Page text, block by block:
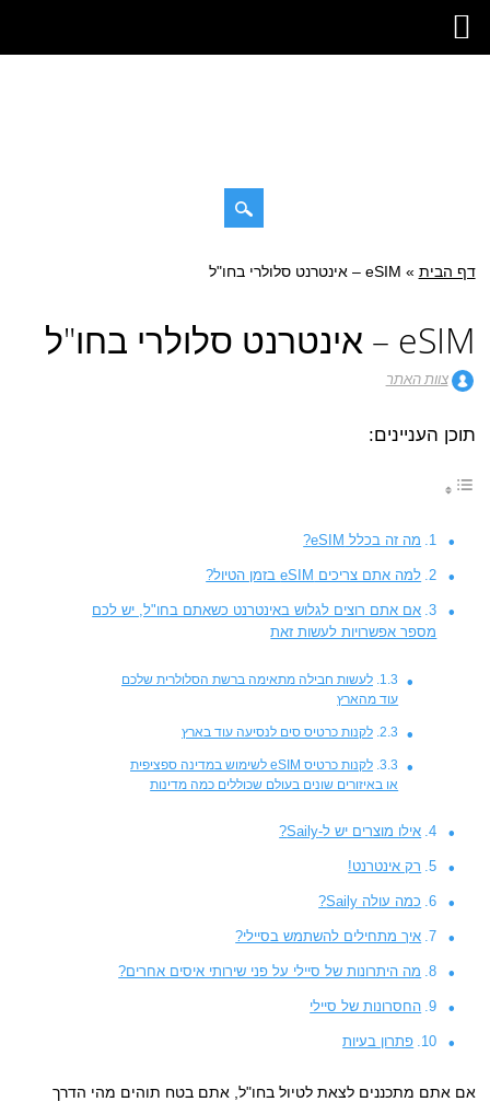
תפריט ראשי
דילוג
דף הבית » eSIM – אינטרנט סלולרי בחו"ל
eSIM – אינטרנט סלולרי בחו"ל
צוות האתר
תוכן העניינים:
מה זה בכלל eSIM?
למה אתם צריכים eSIM בזמן הטיול?
אם אתם רוצים לגלוש באינטרנט כשאתם בחו"ל, יש לכם
מספר אפשרויות לעשות זאת
לעשות חבילה מתאימה ברשת הסלולרית שלכם
עוד מהארץ
לקנות כרטיס סים לנסיעה עוד בארץ
לקנות כרטיס eSIM לשימוש במדינה ספציפית
או באיזורים שונים בעולם שכוללים כמה מדינות
אילו מוצרים יש ל-Saily?
רק אינטרנט!
כמה עולה Saily?
איך מתחילים להשתמש בסיילי?
מה היתרונות של סיילי על פני שירותי איסים אחרים?
החסרונות של סיילי
פתרון בעיות
אם אתם מתכננים לצאת לטיול בחו"ל, אתם בטח תוהים מהי הדרך